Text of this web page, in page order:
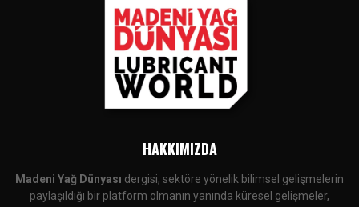
HAKKIMIZDA
Madeni Yağ Dünyası dergisi, sektöre yönelik bilimsel gelişmelerin
paylaşıldığı bir platform olmanın yanında küresel gelişmeler,